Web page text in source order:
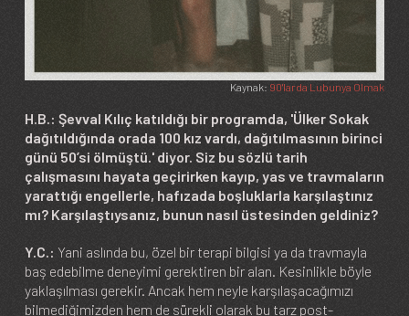
Kaynak: 90'larda Lubunya Olmak
H.B.: Şevval Kılıç katıldığı bir programda, 'Ülker Sokak
dağıtıldığında orada 100 kız vardı, dağıtılmasının birinci
günü 50’si ölmüştü.' diyor. Siz bu sözlü tarih
çalışmasını hayata geçirirken kayıp, yas ve travmaların
yarattığı engellerle, hafızada boşluklarla karşılaştınız
mı? Karşılaştıysanız, bunun nasıl üstesinden geldiniz?
Y.C.: Yani aslında bu, özel bir terapi bilgisi ya da travmayla
baş edebilme deneyimi gerektiren bir alan. Kesinlikle böyle
yaklaşılması gerekir. Ancak hem neyle karşılaşacağımızı
bilmediğimizden hem de sürekli olarak bu tarz post-